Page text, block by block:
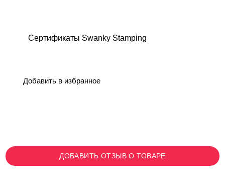
Сертификаты Swanky Stamping
Добавить в избранное
ДОБАВИТЬ ОТЗЫВ О ТОВАРЕ